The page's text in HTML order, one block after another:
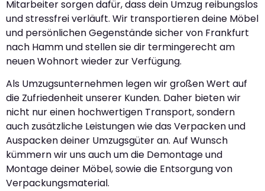
Mitarbeiter sorgen dafür, dass dein Umzug reibungslos
und stressfrei verläuft. Wir transportieren deine Möbel
und persönlichen Gegenstände sicher von Frankfurt
nach Hamm und stellen sie dir termingerecht am
neuen Wohnort wieder zur Verfügung.
Als Umzugsunternehmen legen wir großen Wert auf
die Zufriedenheit unserer Kunden. Daher bieten wir
nicht nur einen hochwertigen Transport, sondern
auch zusätzliche Leistungen wie das Verpacken und
Auspacken deiner Umzugsgüter an. Auf Wunsch
kümmern wir uns auch um die Demontage und
Montage deiner Möbel, sowie die Entsorgung von
Verpackungsmaterial.